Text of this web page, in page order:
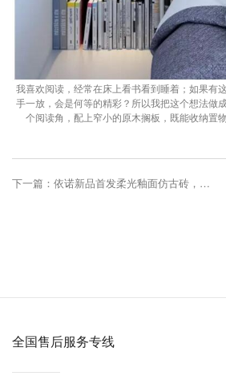
我喜欢阅读，经常在床上看书看到睡着；如果有
手一放，会是何等的精彩？所以我把这个想法做
个阅读角，配上窄小的原木搁板，既能收纳置
下一篇：依诺新品首发柔光釉面仿古砖，一款装修欧美田园风百搭的瓷砖！
全国售后服务专线